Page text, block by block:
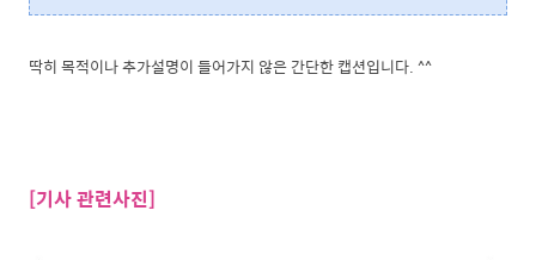
딱히 목적이나 추가설명이 들어가지 않은 간단한 캡션입니다. ^^
[기사 관련사진]